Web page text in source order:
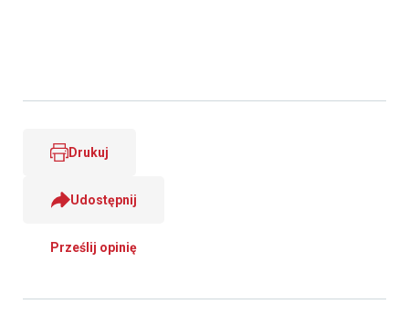
Drukuj
Udostępnij
Prześlij opinię